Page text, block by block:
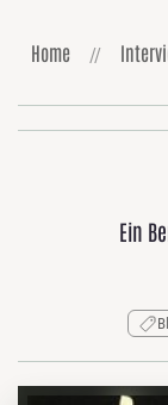
Home
Ein